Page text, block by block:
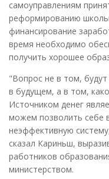
самоуправлениям
реформированию
финансирование
время необходимо
получить хорошее
"Вопрос не в том,
в будущем, а в том,
Источником денег
можем позволить себе
неэффективную
сказал Кариньш,
работников
министерством.